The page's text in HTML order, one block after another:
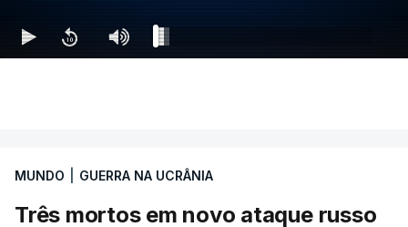
MUNDO GUERRA NA UCRÂNIA
Três mortos em novo ataque russo